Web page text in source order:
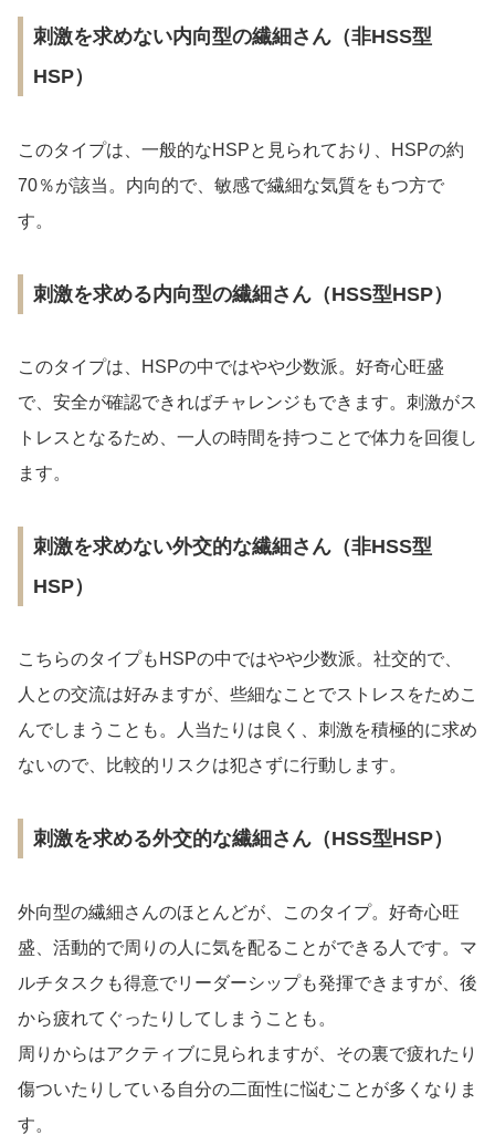
刺激を求めない内向型の繊細さん（非HSS型
HSP）
このタイプは、一般的なHSPと見られており、HSPの約
70％が該当。内向的で、敏感で繊細な気質をもつ方で
す。
刺激を求める内向型の繊細さん（HSS型HSP）
このタイプは、HSPの中ではやや少数派。好奇心旺盛
で、安全が確認できればチャレンジもできます。刺激がス
トレスとなるため、一人の時間を持つことで体力を回復し
ます。
刺激を求めない外交的な繊細さん（非HSS型
HSP）
こちらのタイプもHSPの中ではやや少数派。社交的で、
人との交流は好みますが、些細なことでストレスをためこ
んでしまうことも。人当たりは良く、刺激を積極的に求め
ないので、比較的リスクは犯さずに行動します。
刺激を求める外交的な繊細さん（HSS型HSP）
外向型の繊細さんのほとんどが、このタイプ。好奇心旺
盛、活動的で周りの人に気を配ることができる人です。マ
ルチタスクも得意でリーダーシップも発揮できますが、後
から疲れてぐったりしてしまうことも。
周りからはアクティブに見られますが、その裏で疲れたり
傷ついたりしている自分の二面性に悩むことが多くなりま
す。